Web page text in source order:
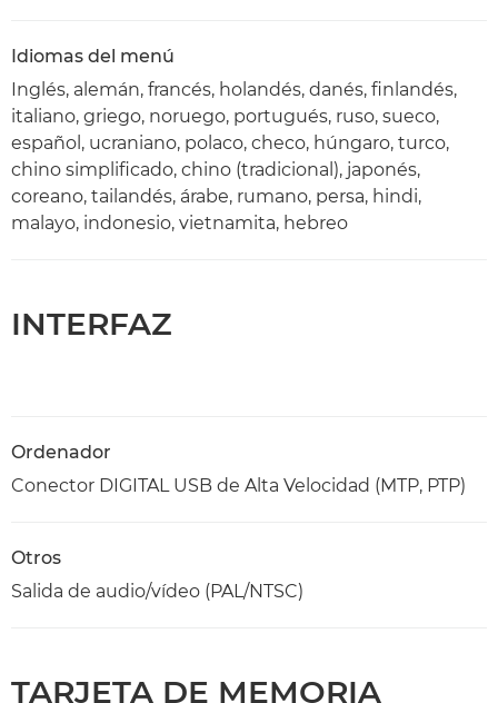
Idiomas del menú
Inglés, alemán, francés, holandés, danés, finlandés,
italiano, griego, noruego, portugués, ruso, sueco,
español, ucraniano, polaco, checo, húngaro, turco,
chino simplificado, chino (tradicional), japonés,
coreano, tailandés, árabe, rumano, persa, hindi,
malayo, indonesio, vietnamita, hebreo
INTERFAZ
Ordenador
Conector DIGITAL USB de Alta Velocidad (MTP, PTP)
Otros
Salida de audio/vídeo (PAL/NTSC)
TARJETA DE MEMORIA